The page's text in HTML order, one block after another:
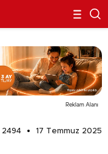
Reklam Alanı
2494
17 Temmuz 2025